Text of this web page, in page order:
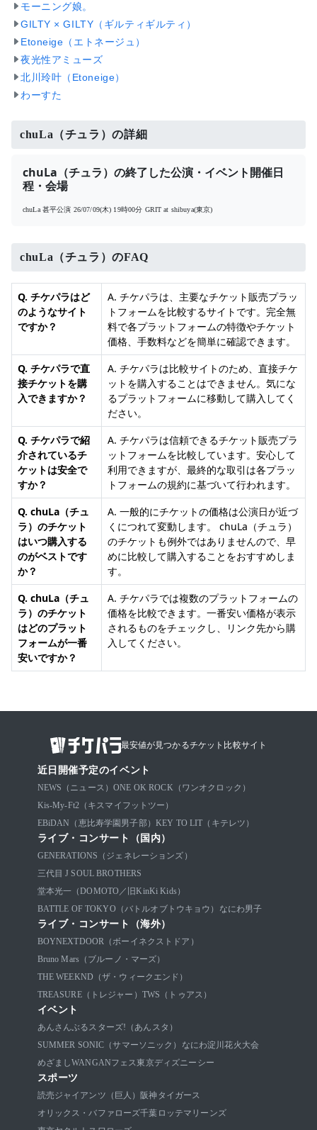
モーニング娘。
GILTY × GILTY（ギルティギルティ）
Etoneige（エトネージュ）
夜光性アミューズ
北川玲叶（Etoneige）
わーすた
chuLa（チュラ）の詳細
chuLa（チュラ）の終了した公演・イベント開催日
程・会場
chuLa 甚平公演 26/07/09(木) 19時00分 GRIT at shibuya(東京)
chuLa（チュラ）のFAQ
Q. チケパラはど
のようなサイト
ですか？
A. チケパラは、主要なチケット販売プラッ
トフォームを比較するサイトです。完全無
料で各プラットフォームの特徴やチケット
価格、手数料などを簡単に確認できます。
Q. チケパラで直
接チケットを購
入できますか？
A. チケパラは比較サイトのため、直接チケ
ットを購入することはできません。気にな
るプラットフォームに移動して購入してく
ださい。
Q. チケパラで紹
介されているチ
ケットは安全で
すか？
A. チケパラは信頼できるチケット販売プラ
ットフォームを比較しています。安心して
利用できますが、最終的な取引は各プラッ
トフォームの規約に基づいて行われます。
Q. chuLa（チュ
ラ）のチケット
はいつ購入する
のがベストです
か？
A. 一般的にチケットの価格は公演日が近づ
くにつれて変動します。 chuLa（チュラ）
のチケットも例外ではありませんので、早
めに比較して購入することをおすすめしま
す。
Q. chuLa（チュ
ラ）のチケット
はどのプラット
フォームが一番
安いですか？
A. チケパラでは複数のプラットフォームの
価格を比較できます。一番安い価格が表示
されるものをチェックし、リンク先から購
入してください。
最安値が見つかるチケット比較サイト
近日開催予定のイベント
NEWS（ニュース） ONE OK ROCK（ワンオクロック）
Kis-My-Ft2（キスマイフットツー）
EBiDAN（恵比寿学園男子部） KEY TO LIT（キテレツ）
ライブ・コンサート（国内）
GENERATIONS（ジェネレーションズ）
三代目 J SOUL BROTHERS
堂本光一（DOMOTO／旧KinKi Kids）
BATTLE OF TOKYO（バトルオブトウキョウ）
なにわ男子
ライブ・コンサート（海外）
BOYNEXTDOOR（ボーイネクストドア）
Bruno Mars（ブルーノ・マーズ）
THE WEEKND（ザ・ウィークエンド）
TREASURE（トレジャー） TWS（トゥアス）
イベント
あんさんぶるスターズ!（あんスタ）
SUMMER SONIC（サマーソニック） なにわ淀川花火大会
めざましWANGANフェス東京ディズニーシー
スポーツ
読売ジャイアンツ（巨人）
阪神タイガース
オリックス・バファローズ千葉ロッテマリーンズ